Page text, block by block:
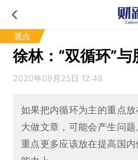
观点
徐林：“双循环”
2020年09月25日 12:48
如果把内循环为主的重点
大做文章，可能会产生问
重点更多应该放在提高国